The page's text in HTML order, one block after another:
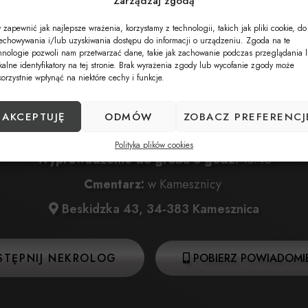
zapewnić jak najlepsze wrażenia, korzystamy z technologii, takich jak pliki cookie, do
i/lub uzyskiwania dostępu do informacji o urządzeniu. Zgoda na te
pozwoli nam przetwarzać dane, takie jak zachowanie podczas przeglądania
identyfikatory na tej stronie. Brak wyrażenia zgody lub wycofanie zgody może
wpłynąć na niektóre cechy i funkcje.
AKCEPTUJĘ ODMÓW ZOBACZ
Polityka plików cookies
Data pogrzebu:07.06.2025
o godz. 12:30 w Kaplicy Matki Bożej Szkaplerznej na
Beskidzka 43, 34-383 Kamesznica
o godz. 13:00 w Kaplicy Matki Bożej Szkaplerznej
Beskidzka 43, 34-383 Kamesznica
Wyprowadzenie do grobu o godz.13:45
Cmentarz: w Kamesznicy
Beskidzka 43, 34-383 Kamesznica
NEKROLOG POBIERZ